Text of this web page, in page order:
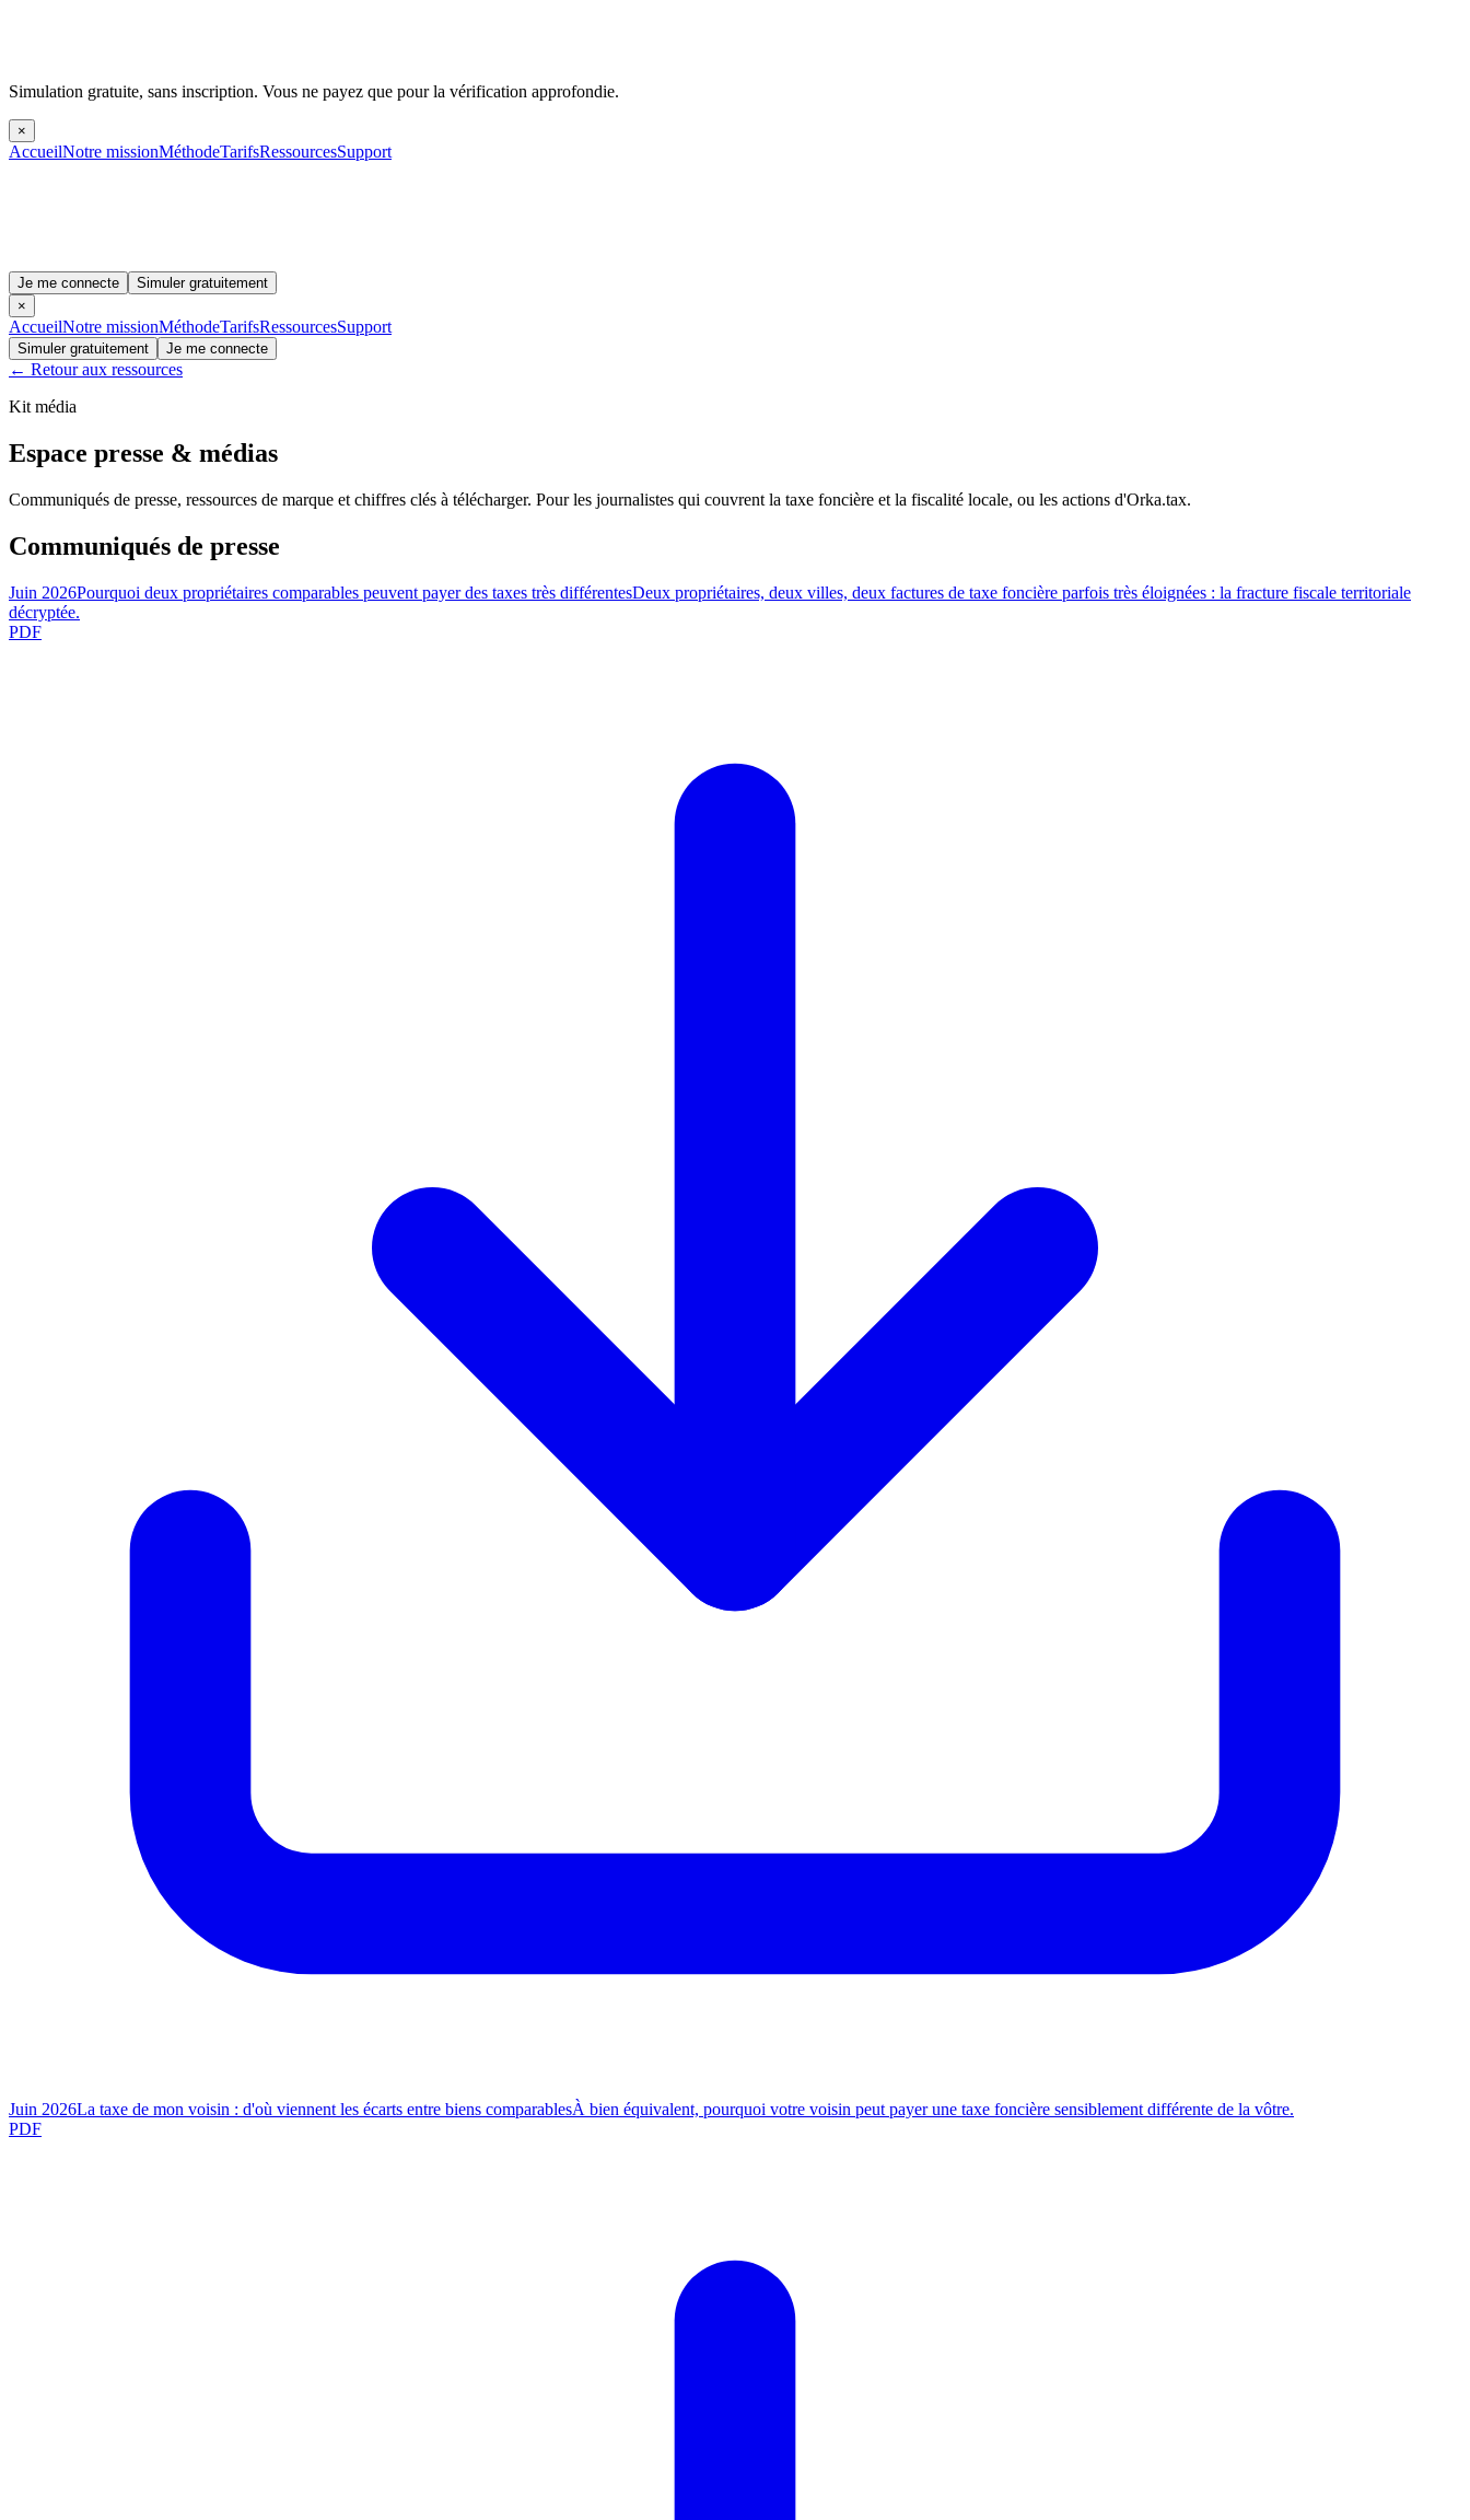
Simulation gratuite, sans inscription. Vous ne payez que pour la vérification approfondie.
×
AccueilNotre missionMéthodeTarifsRessourcesSupport
Je me connecte
Simuler gratuitement
×
AccueilNotre missionMéthodeTarifsRessourcesSupport
Simuler gratuitement Je me connecte
← Retour aux ressources
Kit média
Espace presse & médias
Communiqués de presse, ressources de marque et chiffres clés à télécharger. Pour les journalistes qui couvrent la taxe foncière et la fiscalité locale, ou les actions d'Orka.tax.
Communiqués de presse
Juin 2026Pourquoi deux propriétaires comparables peuvent payer des taxes très différentesDeux propriétaires, deux villes, deux factures de taxe foncière parfois très éloignées : la fracture fiscale territoriale
décryptée.
PDF
Juin 2026La taxe de mon voisin : d'où viennent les écarts entre biens comparablesÀ bien équivalent, pourquoi votre voisin peut payer une taxe foncière sensiblement différente de la vôtre.
PDF